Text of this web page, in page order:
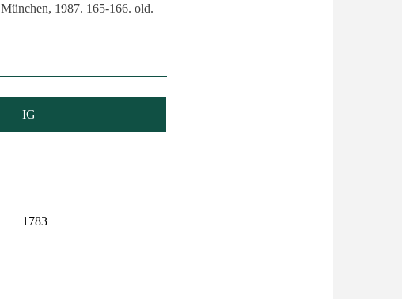
1987. 165-166. old.
IG
1783